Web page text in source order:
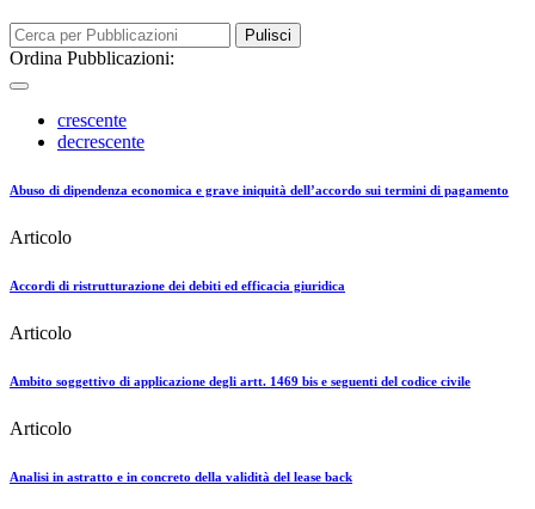
Pulisci
Ordina Pubblicazioni:
crescente
decrescente
Abuso di dipendenza economica e grave iniquità dell’accordo sui termini di pagamento
Articolo
Accordi di ristrutturazione dei debiti ed efficacia giuridica
Articolo
Ambito soggettivo di applicazione degli artt. 1469 bis e seguenti del codice civile
Articolo
Analisi in astratto e in concreto della validità del lease back